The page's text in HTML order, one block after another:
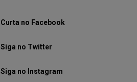
Curta no Facebook
Siga no Twitter
Siga no Instagram